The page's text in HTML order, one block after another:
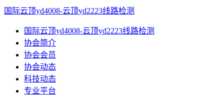
国际云顶yd4008-云顶yd2223线路检测
国际云顶yd4008-云顶yd2223线路检测
协会简介
协会会员
协会动态
科技动态
专业平台